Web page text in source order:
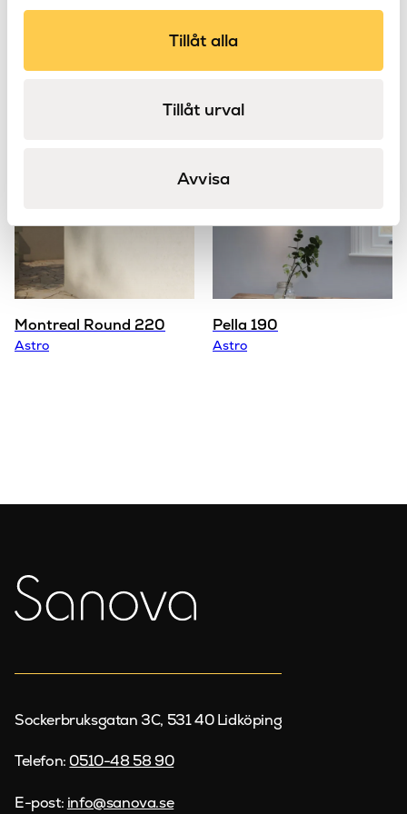
Tillåt alla
Tillåt urval
Avvisa
Astro
Tapered Drum 155
Astro
Montreal Round 220
Astro
Pella 190
Astro
Sockerbruksgatan 3C, 531 40 Lidköping
Telefon: 0510-48 58 90
E-post: info@sanova.se